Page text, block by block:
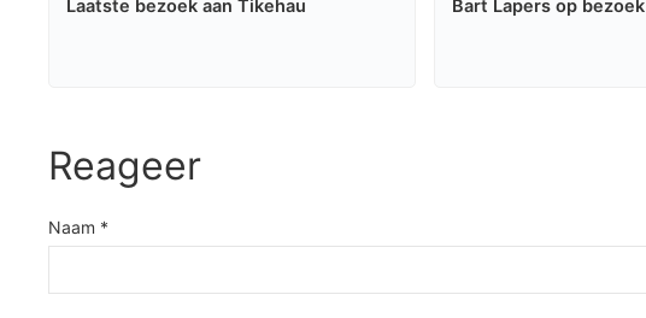
Laatste bezoek aan Tikehau Bart Lapers op
Reageer
Naam *